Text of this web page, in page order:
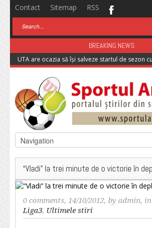
Contact Sitemap RSS
BREAKING NEWS
UTA are ocazia să își salveze startul de sezon
“Vladi” la trei minute de o victorie în
0 comments, 14/10/2012, by admin,
Liga3, Ultimele stiri